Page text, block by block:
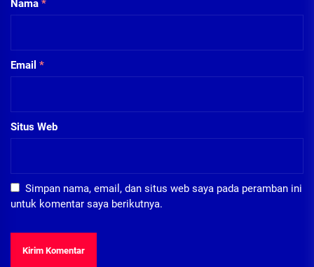
Nama *
Email *
Situs Web
Simpan nama, email, dan situs web saya pada peramban ini
untuk komentar saya berikutnya.